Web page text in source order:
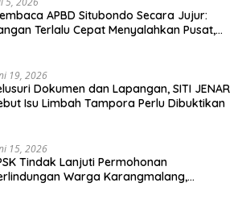
APBD Situbondo Secara Jujur:
Terlalu Cepat Menyalahkan Pusat,
19, 2026
Dokumen dan Lapangan, SITI JENAR
Isu Limbah Tampora Perlu Dibuktikan
15, 2026
Tindak Lanjuti Permohonan
Warga Karangmalang,